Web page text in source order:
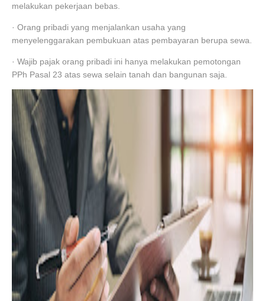
melakukan pekerjaan bebas.
· Orang pribadi yang menjalankan usaha yang
menyelenggarakan pembukuan atas pembayaran berupa sewa.
· Wajib pajak orang pribadi ini hanya melakukan pemotongan
PPh Pasal 23 atas sewa selain tanah dan bangunan saja.